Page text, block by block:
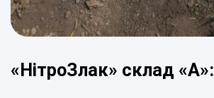
«НітроЗлак» склад «А»: